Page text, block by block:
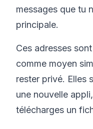
messages que tu
principale.
Ces adresses
comme moyen
rester privé. Elles
une nouvelle
télécharges un